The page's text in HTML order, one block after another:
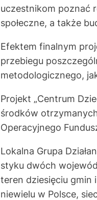
uczestnikom poznać
społeczne, a także
Efektem finalnym
przebiegu
metodologicznego,
Projekt „Centrum
środków
Operacyjnego
Lokalna Grupa
styku dwóch
teren dziesięciu gmin
niewielu w Polsce,